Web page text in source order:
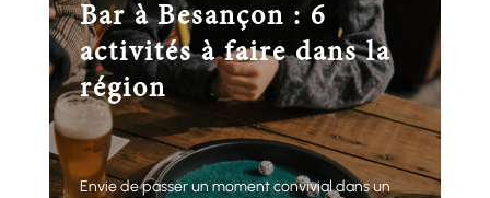
Bar à Besançon : 6
activités à faire dans la
région
Envie de passer un moment convivial dans un